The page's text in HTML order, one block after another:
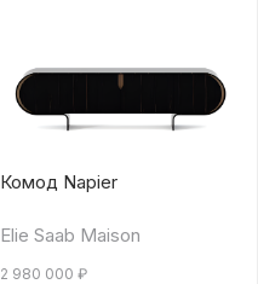
Комод Napier
Elie Saab Maison
2 980 000 ₽